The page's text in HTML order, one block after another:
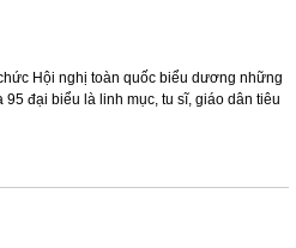
Hội nghị toàn quốc biểu dương những
đại biểu là linh mục, tu sĩ, giáo dân tiêu